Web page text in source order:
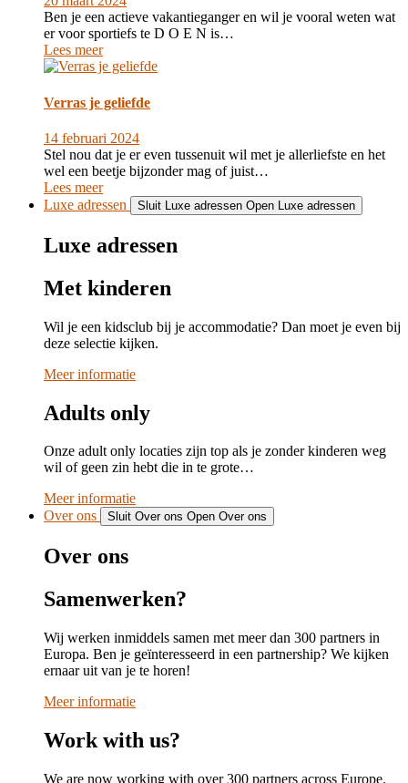
Ben je een actieve vakantieganger en wil je vooral weten wat
er voor sportiefs te D O E N is…
Lees meer
Verras je geliefde
14 februari 2024
Stel nou dat je er even tussenuit wil met je allerliefste en het
wel een beetje bijzonder mag of juist…
Lees meer
Luxe adressen
Sluit Luxe adressen Open Luxe adressen
Luxe adressen
Met kinderen
Wil je een kidsclub bij je accommodatie? Dan moet je even bij
deze selectie kijken.
Meer informatie
Adults only
Onze adult only locaties zijn top als je zonder kinderen weg
wil of geen zin hebt die in te grote…
Meer informatie
Over ons
Sluit Over ons Open Over ons
Over ons
Samenwerken?
Wij werken inmiddels samen met meer dan 300 partners in
Europa. Ben je geïnteresseerd in een partnership? We kijken
ernaar uit van je te horen!
Meer informatie
Work with us?
We are now working with over 300 partners across Europe.